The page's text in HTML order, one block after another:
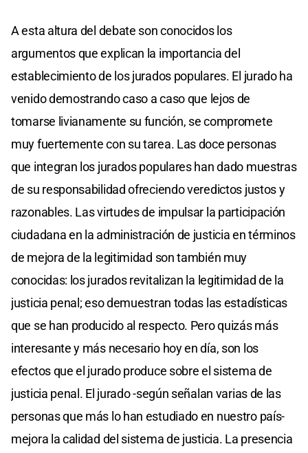
A esta altura del debate son conocidos los
argumentos que explican la importancia del
establecimiento de los jurados populares. El jurado ha
venido demostrando caso a caso que lejos de
tomarse livianamente su función, se compromete
muy fuertemente con su tarea. Las doce personas
que integran los jurados populares han dado muestras
de su responsabilidad ofreciendo veredictos justos y
razonables. Las virtudes de impulsar la participación
ciudadana en la administración de justicia en términos
de mejora de la legitimidad son también muy
conocidas: los jurados revitalizan la legitimidad de la
justicia penal; eso demuestran todas las estadísticas
que se han producido al respecto. Pero quizás más
interesante y más necesario hoy en día, son los
efectos que el jurado produce sobre el sistema de
justicia penal. El jurado -según señalan varias de las
personas que más lo han estudiado en nuestro país-
mejora la calidad del sistema de justicia. La presencia